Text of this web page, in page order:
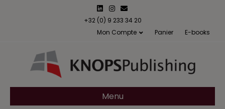
n
n
s
a
m
m
a
l
+32 (0) 9 233 34 20
Mon Compte
Panier E-books
Menu